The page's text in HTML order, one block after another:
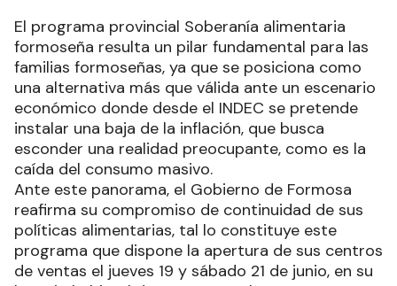
El programa provincial Soberanía alimentaria
formoseña resulta un pilar fundamental para las
familias formoseñas, ya que se posiciona como
una alternativa más que válida ante un escenario
económico donde desde el INDEC se pretende
instalar una baja de la inflación, que busca
esconder una realidad preocupante, como es la
caída del consumo masivo.
Ante este panorama, el Gobierno de Formosa
reafirma su compromiso de continuidad de sus
políticas alimentarias, tal lo constituye este
programa que dispone la apertura de sus centros
de ventas el jueves 19 y sábado 21 de junio, en su